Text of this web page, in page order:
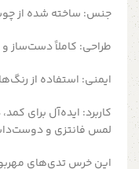
جنس: ساخته شده از
طراحی: کاملاً دست‌ساز
ایمنی: استفاده از
کاربرد: ایده‌آل برای
لمس فانتزی و
این خرس تدی‌های